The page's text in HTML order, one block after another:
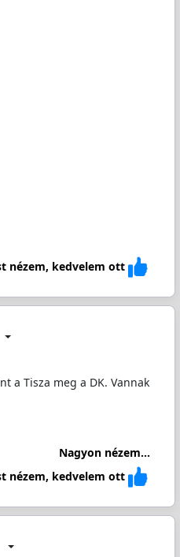
nézem, kedvelem ott
a Tisza meg a DK. Vannak
Nagyon nézem...
nézem, kedvelem ott